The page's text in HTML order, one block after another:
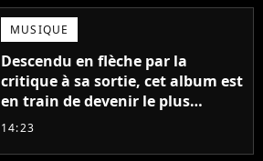
MUSIQUE
Descendu en flèche par la
critique à sa sortie, cet album est
en train de devenir le plus
populaire de son auteur
14:23